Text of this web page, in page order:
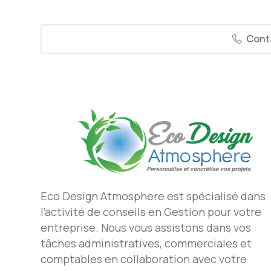
Eco Design Atmosphere est spécialisé dans
l’activité de conseils en Gestion pour votre
entreprise. Nous vous assistons dans vos
tâches administratives, commerciales et
comptables en collaboration avec votre